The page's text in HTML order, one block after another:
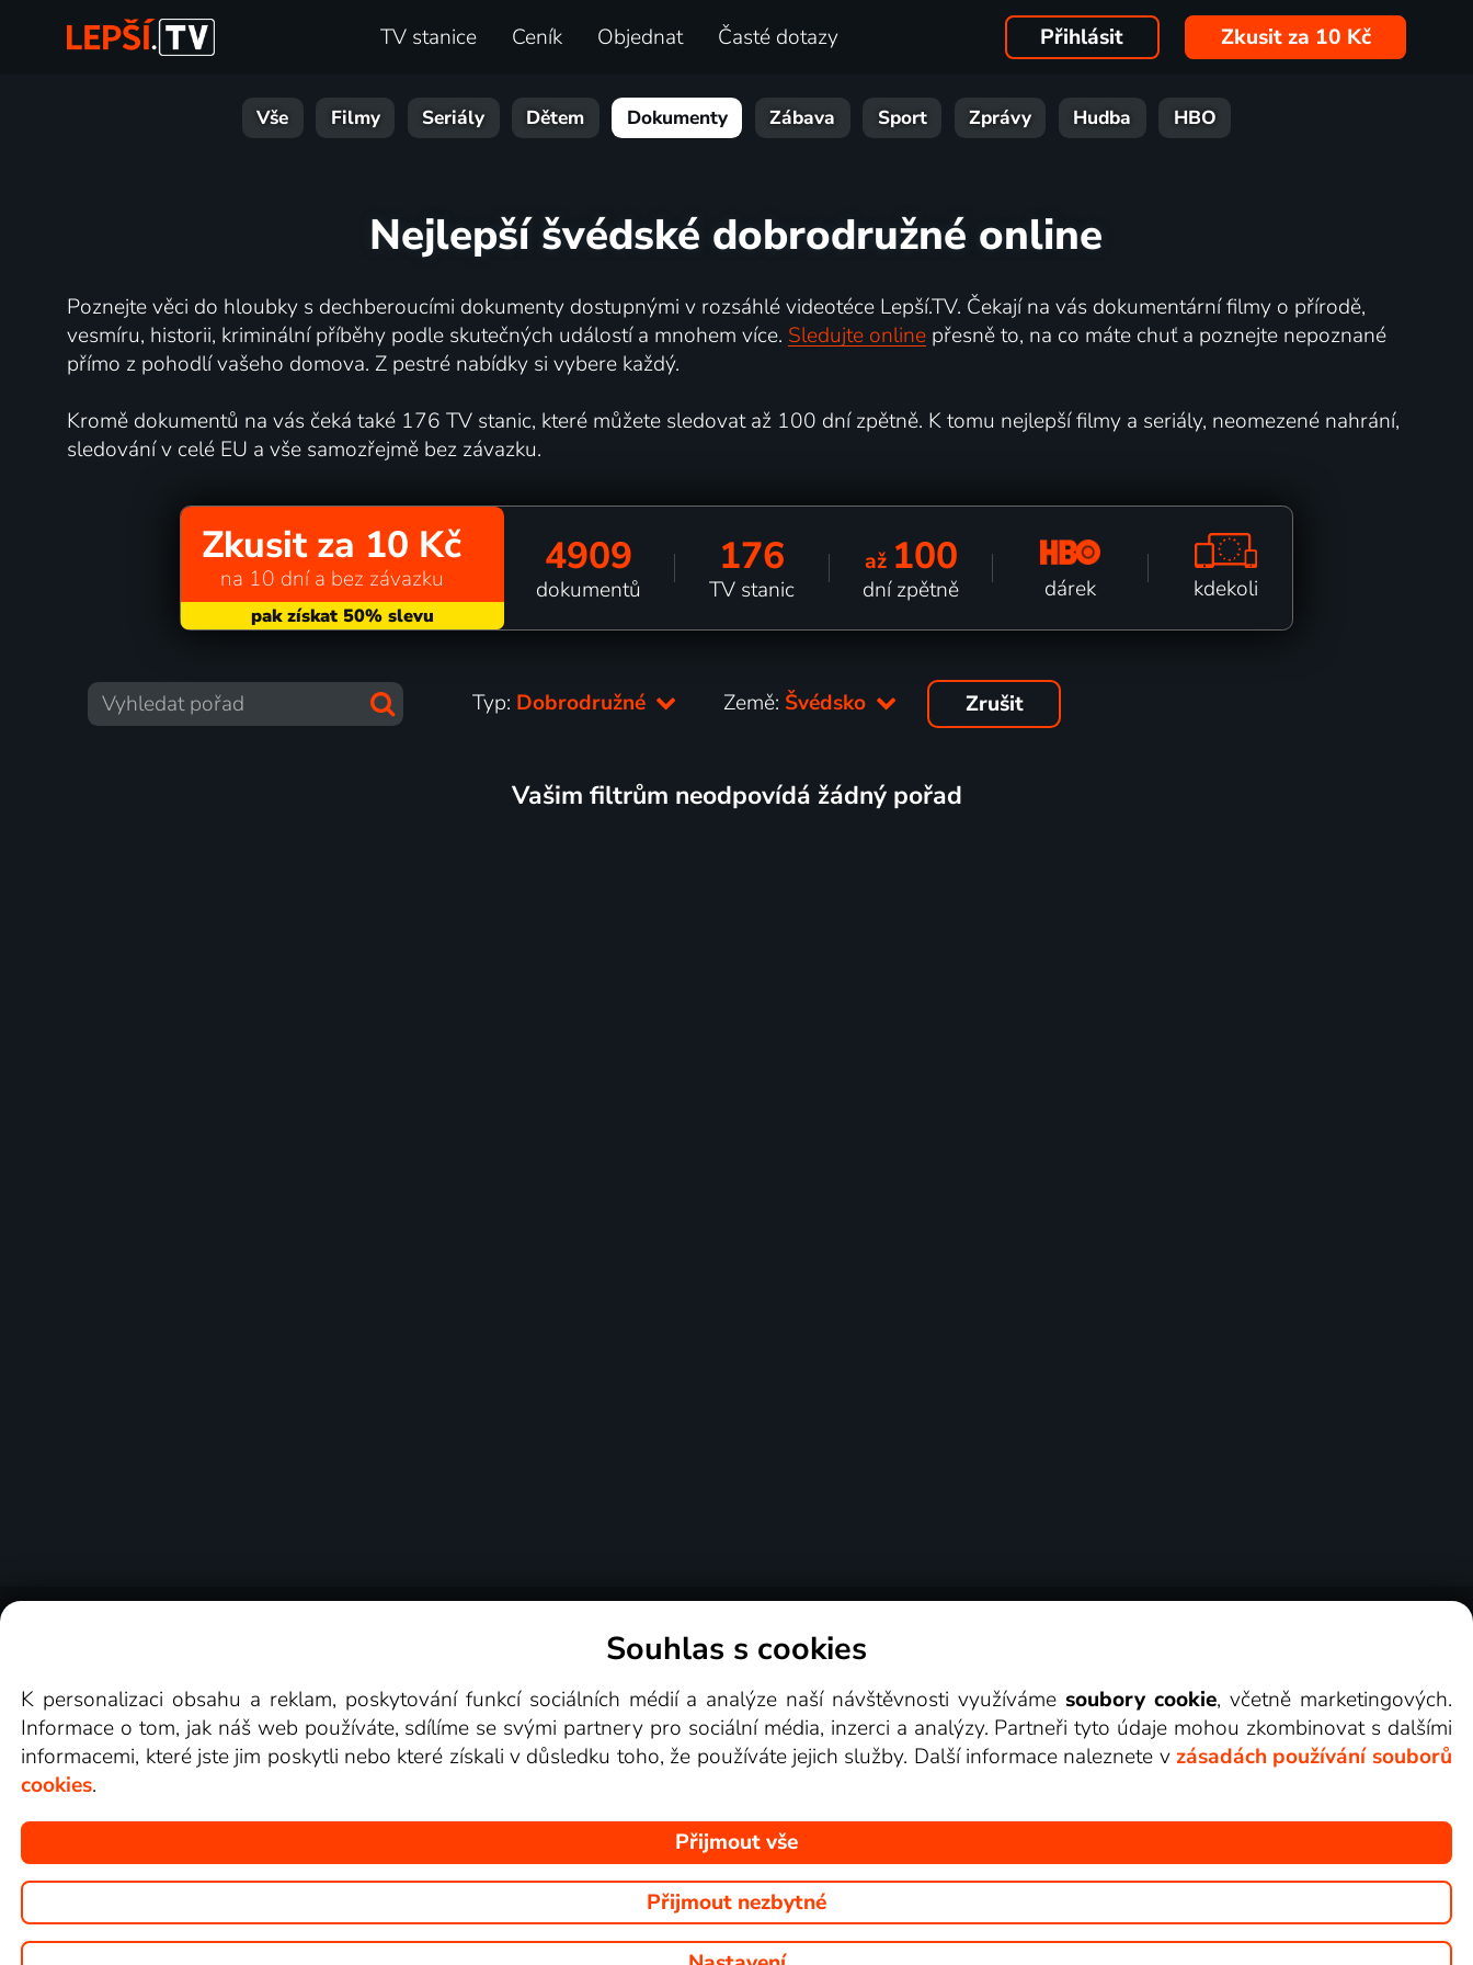
TV stanice Ceník Objednat Časté dotazy Přihlásit Zkusit za 10 Kč
Vše Filmy Seriály Dětem Dokumenty Zábava Sport Zprávy Hudba HBO
Nejlepší švédské dobrodružné online
Poznejte věci do hloubky s dechberoucími dokumenty dostupnými v rozsáhlé videotéce Lepší.TV. Čekají na vás dokumentární filmy o přírodě,
vesmíru, historii, kriminální příběhy podle skutečných událostí a mnohem více. Sledujte onlinepřesně to, na co máte chuť a poznejte nepoznané
přímo z pohodlí vašeho domova. Z pestré nabídky si vybere každý.
Kromě dokumentů na vás čeká také 176 TV stanic, které můžete sledovat až 100 dní zpětně. K tomu nejlepší filmy a seriály, neomezené nahrání,
sledování v celé EU a vše samozřejmě bez závazku.
Zkusit za 10 Kč
na 10 dní a bez závazku 4909
dokumentů
176
TV stanic
až 100
dní zpětně dárek kdekoli
Typ: Dobrodružné Země: Švédsko Zrušit
Vašim filtrům neodpovídá žádný pořad
Videotéka
Copyright © goNET s.r.o. Na tomto webu jsou zobrazovány obrázky z pořadů TV stanic, které můžete sledovat v Lepší.TV.
Souhlas s cookies
K personalizaci obsahu a reklam, poskytování funkcí sociálních médií a analýze naší návštěvnosti využívámesoubory cookie, včetně marketingových.
Informace o tom, jak náš web používáte, sdílíme se svými partnery pro sociální média, inzerci a analýzy. Partneři tyto údaje mohou zkombinovat s dalšími
informacemi, které jste jim poskytli nebo které získali v důsledku toho, že používáte jejich služby. Další informace naleznete v zásadách používání souborů
cookies.
Přijmout vše
Přijmout nezbytné